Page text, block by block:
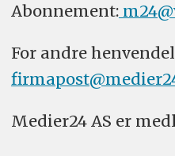
Abonnement:
For andre
Medier24 AS er